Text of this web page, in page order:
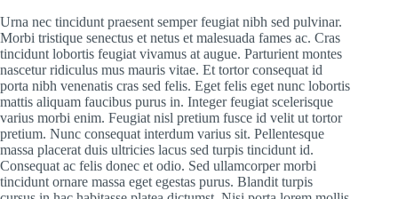
Urna nec tincidunt praesent semper feugiat nibh sed pulvinar.
Morbi tristique senectus et netus et malesuada fames ac. Cras
tincidunt lobortis feugiat vivamus at augue. Parturient montes
nascetur ridiculus mus mauris vitae. Et tortor consequat id
porta nibh venenatis cras sed felis. Eget felis eget nunc lobortis
mattis aliquam faucibus purus in. Integer feugiat scelerisque
varius morbi enim. Feugiat nisl pretium fusce id velit ut tortor
pretium. Nunc consequat interdum varius sit. Pellentesque
massa placerat duis ultricies lacus sed turpis tincidunt id.
Consequat ac felis donec et odio. Sed ullamcorper morbi
tincidunt ornare massa eget egestas purus. Blandit turpis